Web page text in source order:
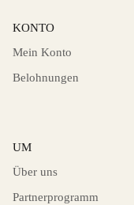
KONTO
Mein Konto
Belohnungen
UM
Über uns
Partnerprogramm